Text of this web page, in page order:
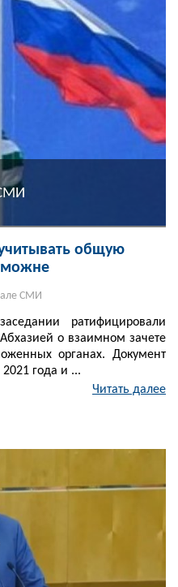
общую
СМИ
ратифицировали
о взаимном зачете
органах. Документ
года и ...
Читать далее